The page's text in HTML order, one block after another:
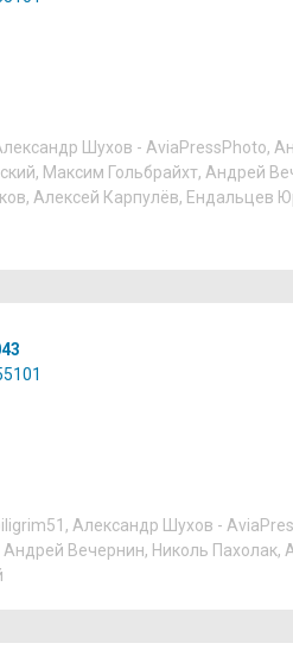
Шухов - AviaPressPhoto,
, Максим Гольбрайхт, Андрей
, Алексей Карпулёв, Ендальцев
, Александр Шухов -
Андрей Вечернин, Николь Пахолак,